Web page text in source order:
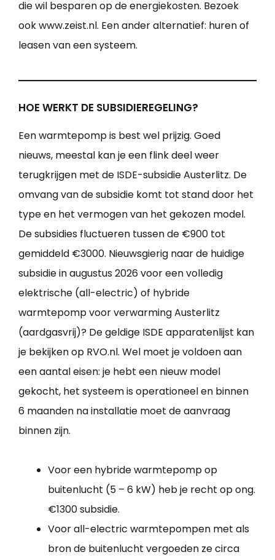
die wil besparen op de energiekosten. Bezoek
ook www.zeist.nl. Een ander alternatief: huren of
leasen van een systeem.
HOE WERKT DE SUBSIDIEREGELING?
Een warmtepomp is best wel prijzig. Goed
nieuws, meestal kan je een flink deel weer
terugkrijgen met de ISDE-subsidie Austerlitz. De
omvang van de subsidie komt tot stand door het
type en het vermogen van het gekozen model.
De subsidies fluctueren tussen de €900 tot
gemiddeld €3000. Nieuwsgierig naar de huidige
subsidie in augustus 2026 voor een volledig
elektrische (all-electric) of hybride
warmtepomp voor verwarming Austerlitz
(aardgasvrij)? De geldige ISDE apparatenlijst kan
je bekijken op RVO.nl. Wel moet je voldoen aan
een aantal eisen: je hebt een nieuw model
gekocht, het systeem is operationeel en binnen
6 maanden na installatie moet de aanvraag
binnen zijn.
Voor een hybride warmtepomp op
buitenlucht (5 – 6 kW) heb je recht op ong.
€1300 subsidie.
Voor all-electric warmtepompen met als
bron de buitenlucht vergoeden ze circa